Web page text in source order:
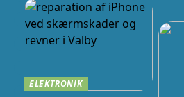
ELEKTRONIK